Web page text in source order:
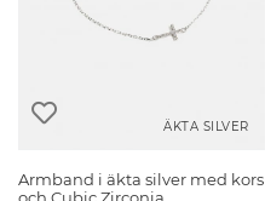
ÄKTA SILVER
Armband i äkta silver med kors